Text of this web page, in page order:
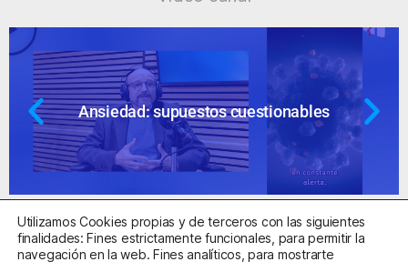
Ansiedad: supuestos cuestionables
Utilizamos Cookies propias y de terceros con las siguientes
finalidades: Fines estrictamente funcionales, para permitir la
navegación en la web. Fines analíticos, para mostrarte